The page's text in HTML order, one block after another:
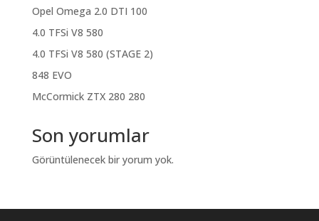
Opel Omega 2.0 DTI 100
4.0 TFSi V8 580
4.0 TFSi V8 580 (STAGE 2)
848 EVO
McCormick ZTX 280 280
Son yorumlar
Görüntülenecek bir yorum yok.